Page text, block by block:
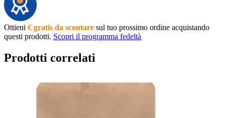
Ottieni € gratis da scontare sul tuo prossimo ordine acquistando
questi prodotti. Scopri il programma fedeltà
Prodotti correlati